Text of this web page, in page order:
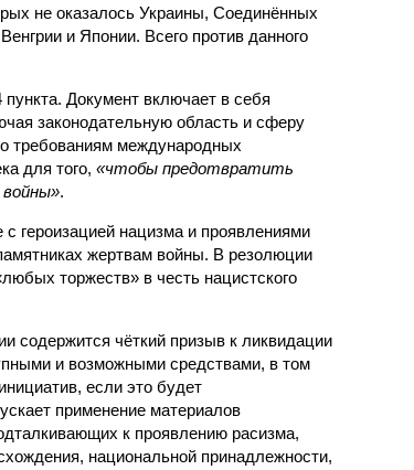
не оказалось Украины, Соединённых
и Японии. Всего против данного
Документ включает в себя
законодательную область и сферу
требованиям международных
для того, «чтобы предотвратить
.
героизацией нацизма и проявлениями
жертвам войны. В резолюции
торжеств» в честь нацистского
содержится чёткий призыв к ликвидации
и возможными средствами, в том
если это будет
применение материалов
к проявлению расизма,
национальной принадлежности,